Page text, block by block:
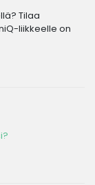
Tilaa
liikkeelle on